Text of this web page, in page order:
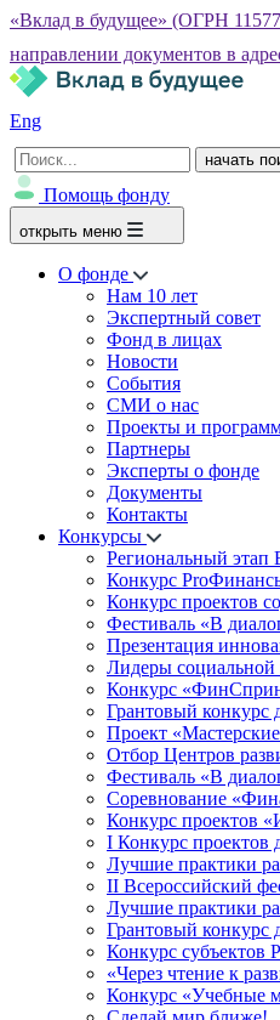
«Вклад в будущее» (ОГРН
направлении документов в
Eng
начать
Помощь фонду
открыть меню
О фонде
Нам 10 лет
Экспертный совет
Фонд в лицах
Новости
События
СМИ о нас
Проекты и
Партнеры
Эксперты о фонде
Документы
Контакты
Конкурсы
Региональный этап
Конкурс
Конкурс проектов
Фестиваль «В
Презентация
Лидеры социальной
Конкурс
Грантовый
Проект «Мастерские
Отбор Центров
Фестиваль «В
Соревнование
Конкурс проектов
I Конкурс проектов
Лучшие практики
II Всероссийский
Лучшие практики
Грантовый конкурс
Конкурс субъектов
«Через чтение к
Конкурс «Учебные